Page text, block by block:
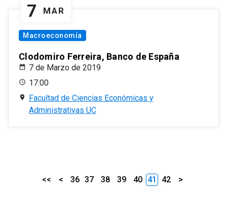
7 MAR
Macroeconomía
Clodomiro Ferreira, Banco de España
7 de Marzo de 2019
17:00
Facultad de Ciencias Económicas y
Administrativas UC
<< < 36 37 38 39 40 41 42 >